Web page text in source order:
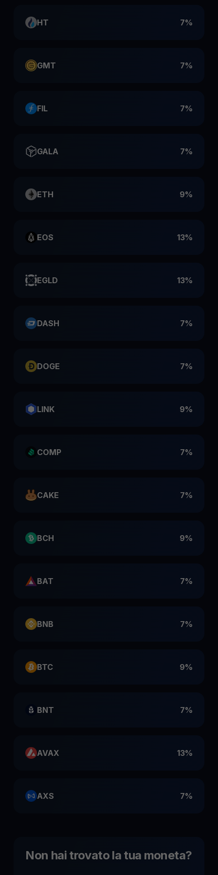
HT 7%
GMT 7%
FIL 7%
GALA 7%
ETH 9%
EOS 13%
EGLD 13%
DASH 7%
DOGE 7%
LINK 9%
COMP 7%
CAKE 7%
BCH 9%
BAT 7%
BNB 7%
BTC 9%
BNT 7%
AVAX 13%
AXS 7%
Non hai trovato la tua moneta?